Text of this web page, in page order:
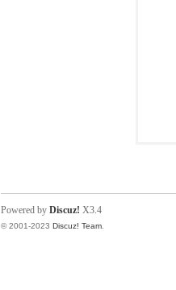
Powered by Discuz! X3.4
© 2001-2023 Discuz! Team